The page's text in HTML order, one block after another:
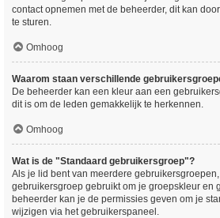
contact opnemen met de beheerder, dit kan
te sturen.
Omhoog
Waarom staan verschillende
De beheerder kan een kleur aan een
dit is om de leden gemakkelijk te herkennen.
Omhoog
Wat is de "Standaard gebruikersgroep"?
Als je lid bent van meerdere
gebruikersgroep gebruikt om je groepskleur en
beheerder kan je de permissies geven om je
wijzigen via het gebruikerspaneel.